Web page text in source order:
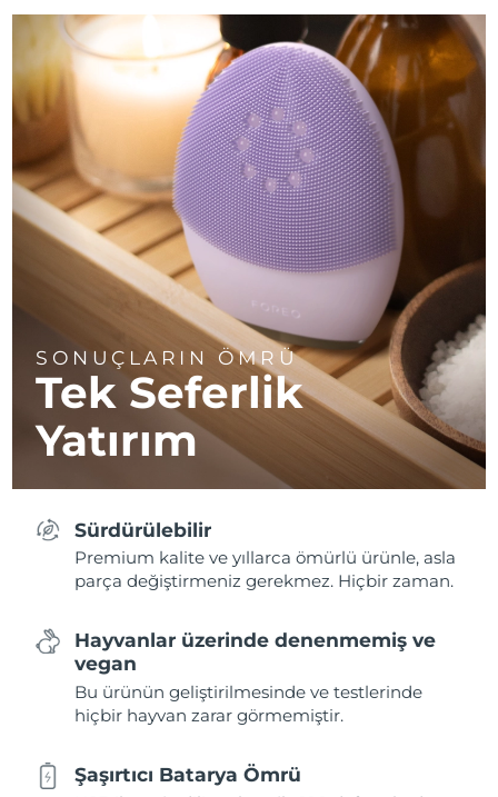
SONUÇLARIN ÖMRÜ
Tek Seferlik
Yatırım
Sürdürülebilir
Premium kalite ve yıllarca ömürlü ürünle, asla
parça değiştirmeniz gerekmez. Hiçbir zaman.
Hayvanlar üzerinde denenmemiş ve
vegan
Bu ürünün geliştirilmesinde ve testlerinde
hiçbir hayvan zarar görmemiştir.
Şaşırtıcı Batarya Ömrü